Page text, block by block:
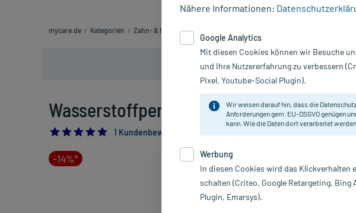
mycare.de / Kategorien / Zahn- & Mundpflege
Nur für kurze Zeit:
Wasserstoffperoxidlösung 3%, 1000 g
5.0
1 Kundenbewertung*
-14%*
Nähere Informationen:
Google Analytics
Mit diesen Cookies können wir Besuche
und Ihre Nutzererfahrung zu verbessern
Pixel, Youtube-Social Plugin).
Wir weisen darauf hin, dass die
Anforderungen gem. EU-DSGVO genügen
kann. Wie die Daten dort verarbeitet
Werbung
In diesen Cookies wird das Klickverhalten
schalten (Criteo, Google Retargeting,
Plugin, Emarsys).